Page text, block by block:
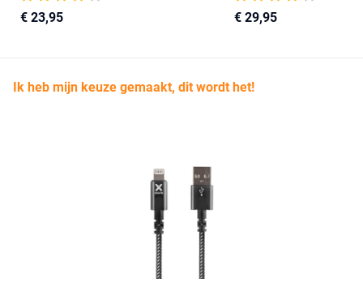
€ 23,95 € 29,95
Ik heb mijn keuze gemaakt, dit wordt het!